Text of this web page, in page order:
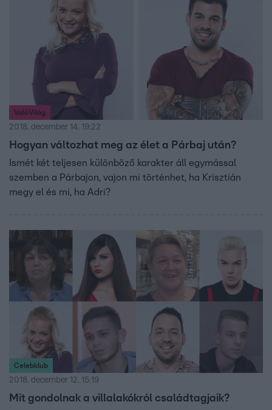
ValóVilág
2018. december 14. 19:22
Hogyan változhat meg az élet a Párbaj után?
Ismét két teljesen különböző karakter áll egymással
szemben a Párbajon, vajon mi történhet, ha Krisztián
megy el és mi, ha Adri?
Celebklub
2018. december 12. 15:19
Mit gondolnak a villalakókról családtagjaik?